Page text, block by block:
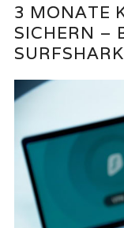
3 MONATE
SICHERN –
SURFSHARK